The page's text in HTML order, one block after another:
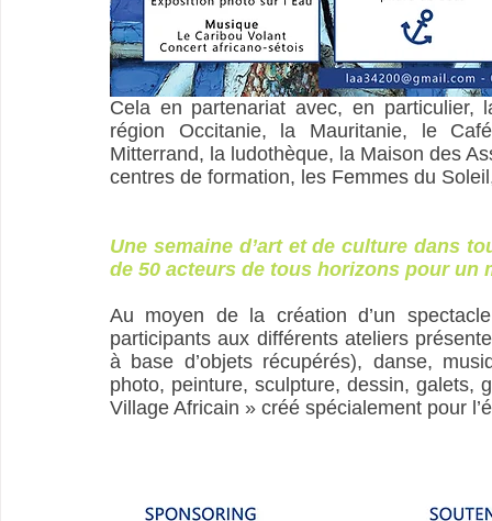
Cela en partenariat avec, en particulier,
région Occitanie, la Mauritanie, le
Mitterrand, la ludothèque, la Maison des
centres de formation, les Femmes du
Une semaine d’art et de culture dans
de 50 acteurs de tous horizons pour un
Au moyen de la création d’un
participants aux différents ateliers
à base d’objets récupérés), danse,
photo, peinture, sculpture, dessin, galets,
Village Africain » créé spécialement pour